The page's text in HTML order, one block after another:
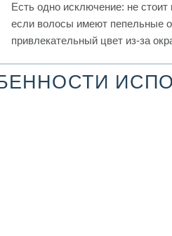
Есть одно исключение: не
если волосы имеют пепельные
привлекательный цвет из-за